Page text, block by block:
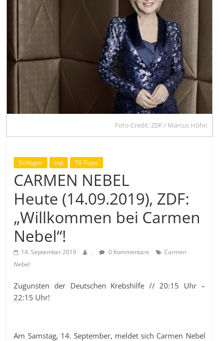
Foto-Credit: ZDF / Marcus Höhn
Schlager top TV-Tipps
CARMEN NEBEL
Heute (14.09.2019), ZDF:
„Willkommen bei Carmen
Nebel“!
14. September 2019 . 0 Kommentare
Carmen
Nebel
Zugunsten der Deutschen Krebshilfe // 20:15 Uhr –
22:15 Uhr!
Am Samstag, 14. September, meldet sich Carmen Nebel